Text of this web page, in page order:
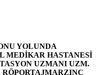
YOLUNDA
MEDİKAR HASTANESİ
UZMANI UZM.
MARZINC